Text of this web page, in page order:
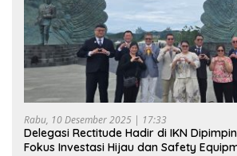
Rabu, 10 Desember 2025 | 17:33
Delegasi Rectitude Hadir di IKN
Fokus Investasi Hijau dan Safety